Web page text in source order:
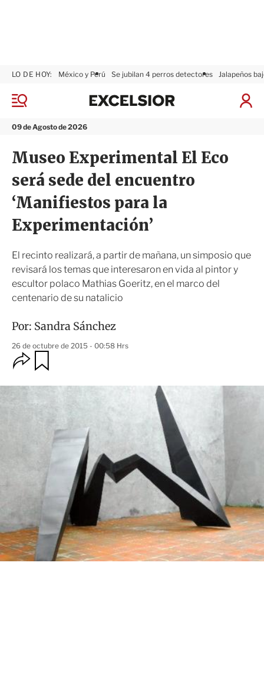
M
n
09 de Agosto de 2026
LO DE HOY: México y Perú Se jubilan 4 perros detectores Jalapeños
I
x
s
i
o
r
Museo Experimental El Eco
será sede del encuentro
‘Manifiestos para la
Experimentación’
El recinto realizará, a partir de mañana, un simposio que
revisará los temas que interesaron en vida al pintor y
escultor polaco Mathias Goeritz, en el marco del
centenario de su natalicio
Por: Sandra Sánchez
26 de octubre de 2015 - 00:58 Hrs
O
p
i
o
d
m
r
t
i
r
r